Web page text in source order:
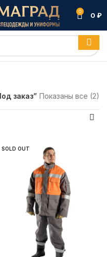
0 0 ₽
заказ” Показаны все (2)
SOLD OUT